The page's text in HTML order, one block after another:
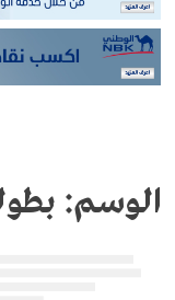
الوسم: